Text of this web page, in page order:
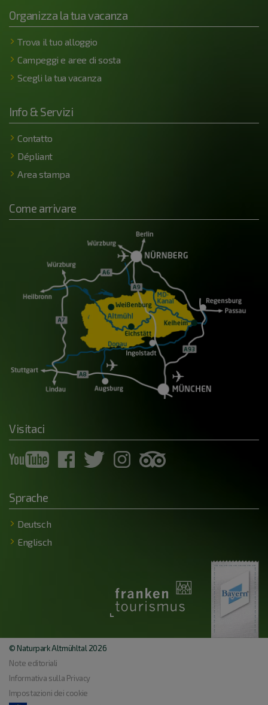
Organizza la tua vacanza
Trova il tuo alloggio
Campeggi e aree di sosta
Scegli la tua vacanza
Info & Servizi
Contatto
Dépliant
Area stampa
Come arrivare
Visitaci
Sprache
Deutsch
Englisch
© Naturpark Altmühltal 2026
Note editoriali
Informativa sulla Privacy
Impostazioni dei cookie